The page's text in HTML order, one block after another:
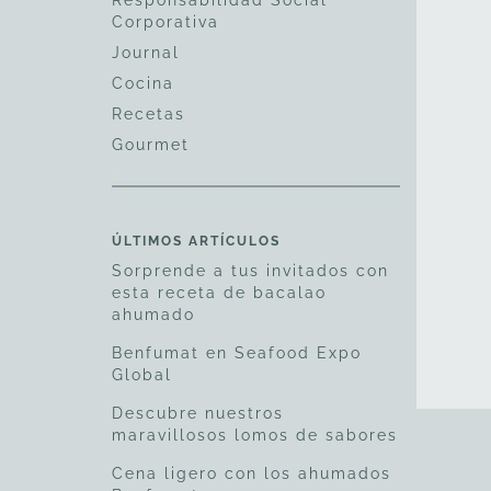
Corporativa
Journal
Cocina
Recetas
Gourmet
ÚLTIMOS ARTÍCULOS
Sorprende a tus invitados con
esta receta de bacalao
ahumado
Benfumat en Seafood Expo
Global
Descubre nuestros
maravillosos lomos de sabores
Cena ligero con los ahumados